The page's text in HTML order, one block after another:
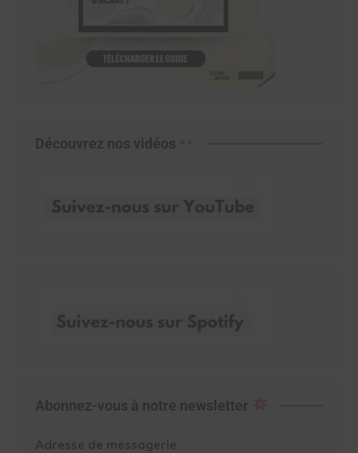
Découvrez nos vidéos
Abonnez-vous à notre newsletter
Adresse de messagerie